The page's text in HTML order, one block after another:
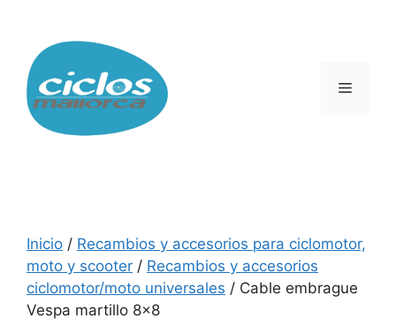
contenido
Menú
Inicio / Recambios y accesorios para ciclomotor,
moto y scooter / Recambios y accesorios
ciclomotor/moto universales / Cable embrague
Vespa martillo 8×8